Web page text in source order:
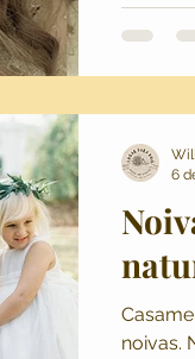
noivas.
6